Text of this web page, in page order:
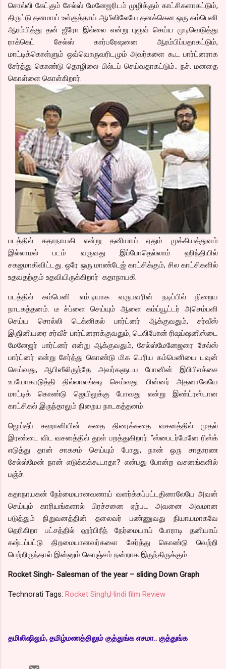
சொல்லி கேட்கும் சேல்ஸ் மேனேஜரிடம் முழிக்கும் காட்சிகளாகட்டும்,
திருட்டு தனமாய் உள்குத்தாய் ஆபீஸிலேயே தனக்கென ஒரு கம்பெனி
ஆரம்பித்து தன் ஜீரோ இல்லை என்று புரூவ் செய்ய முடிவெடுத்து
ராக்கெட் சேல்ஸ் கார்பரேஷனை ஆரம்பிப்பதாகட்டும்,
மாட்டிக்கொள்ளும் ஒவ்வொருவரிடமும் அவர்களை கூட பார்ட்னராக
சேர்த்து கொண்டு தொழிலை பில்டப் செய்வதாகட்டும்.. நச். மனதை
கொள்ளை கொள்கிறார்.
படத்தில் கதாநாயகி என்று தனியாய் ஏதும் முக்கியத்துவம்
இல்லாமல் படம் வருவது இப்போதெல்லாம் ஹிந்தியில்
சகஜமாகிவிட்டது. ஒரே ஒரு மாண்டேஜ் காட்சிக்கும், சில காட்சிகளில்
உதவதற்கும் உதவியிருக்கிறார் கதாநாயகி
படத்தில் கம்பெனி எம்.டியாக வருபவரின் நடிப்பில் நிறைய
நாடகத்தனம். டீ ச்ப்ளை செய்யும் ஆளை கம்ப்யூட்டர் அசெம்பளி
செய்ய சொல்லி டெக்னிகல் பார்ட்னர் ஆக்குவதும், சர்வீஸ்
இஞினியரை சர்வீச் பார்ட்னராக்குவதும், டெலிபோன் ரிஷப்ஷனிஸ்டை
மேனேஜர் பார்ட்னர் என்று ஆக்குவதும், சேல்ஸ்மேனேஜரை சேல்ஸ்
பார்ட்னர் என்று சேர்த்து கொண்டு மிக பெரிய கம்பெனியை டவுன்
செய்வது, ஆபிஸீலிருந்தே அவர்களுடய போனின் இபிபிஎக்சை
உபயோகபடுத்தி தில்லாலங்கடி செய்வது. பின்னர் அதனாலேயே
மாட்டிக் கொண்டு ஜெயிலுக்கு போவது என்று இண்ட்ரஸ்டான
காட்சிகல் இருந்தாலும் நிறைய நாடகத்தனம்.
ஜெய்தீப் சஹானியின் கதை திரைக்கதை வசனத்தில் முதல்
இரண்டை விட வசனத்தில் தூள் பறத்துகிறார். “ஸ்பைடர்மேனே ரிஸ்க்
எடுத்து தான் சாகசம் செய்யும் போது, நான் ஒரு சாதாரண
சேல்ஸ்மேன் நான் எடுக்கக்கூடாதா? என்பது போன்ற வசனங்களில்
பஞ்ச்.
கதாநாயகன் நேர்மையானவனாய் வளர்க்கப்பட்டதினாலேயே அவன்
செய்யும் காரியங்களால் பிரச்சனை ஏற்பட அவனை அவமான
படுத்தும் நிறுவனத்தின் தலைவர் பண்ணுவது நியாயமாகவே
தெரிகிறா பட்சத்தில் ஹர்பிரீத் நேர்மையாய் போராடி தனியாய்
கஷ்டப்பட்டு திறமையானவர்களை சேர்த்து கொண்டு வெற்றி
பெற்றிருந்தால் இன்னும் கொஞ்சம் நன்றாக இருந்திருக்கும்.
Rocket Singh- Salesman of the year – sliding Down Graph
Technorati Tags: Rocket Singh,Hindi film Review
தமிலிஷிலும், தமிழ்மணத்திலும் குத்துங்க எசமா.. குத்துங்க